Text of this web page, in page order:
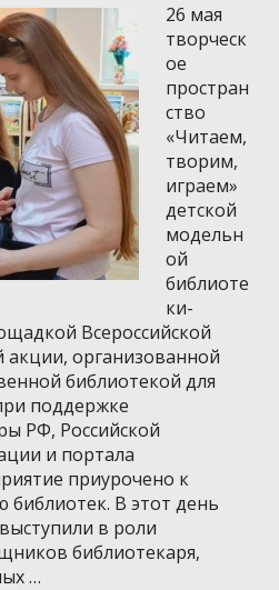
26 мая
творческ
ое
простран
ство
«Читаем,
творим,
играем»
детской
модельн
ой
библиоте
ки-
Всероссийской
организованной
библиотекой для
поддержке
РФ, Российской
и портала
приурочено к
В этот день
в роли
библиотекаря,
…